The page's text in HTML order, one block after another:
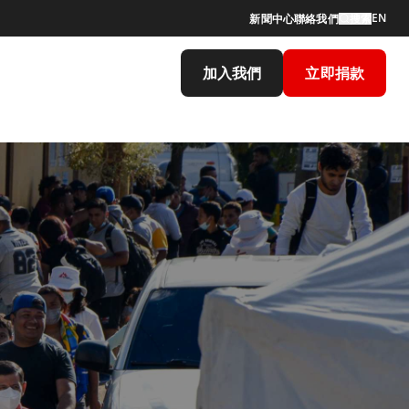
新聞中心聯絡我們 EN
加入我們 立即捐款